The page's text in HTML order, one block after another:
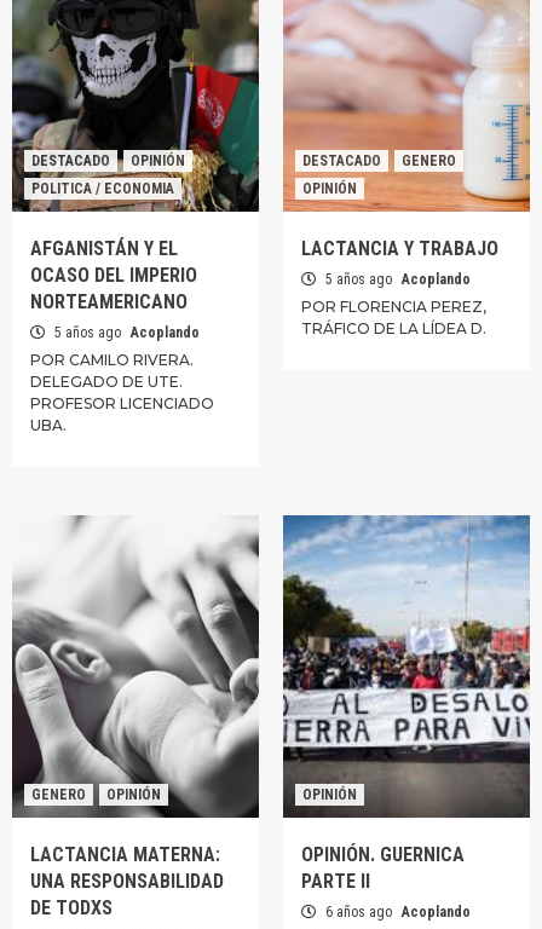
DESTACADO
OPINIÓN
POLITICA / ECONOMIA
AFGANISTÁN Y EL
OCASO DEL IMPERIO
NORTEAMERICANO
5 años ago Acoplando
POR CAMILO RIVERA.
DELEGADO DE UTE.
PROFESOR LICENCIADO
UBA.
DESTACADO
GENERO
OPINIÓN
LACTANCIA Y TRABAJO
5 años ago Acoplando
POR FLORENCIA PEREZ,
TRÁFICO DE LA LÍDEA D.
GENERO OPINIÓN
LACTANCIA MATERNA:
UNA RESPONSABILIDAD
DE TODXS
OPINIÓN
OPINIÓN. GUERNICA
PARTE II
6 años ago Acoplando